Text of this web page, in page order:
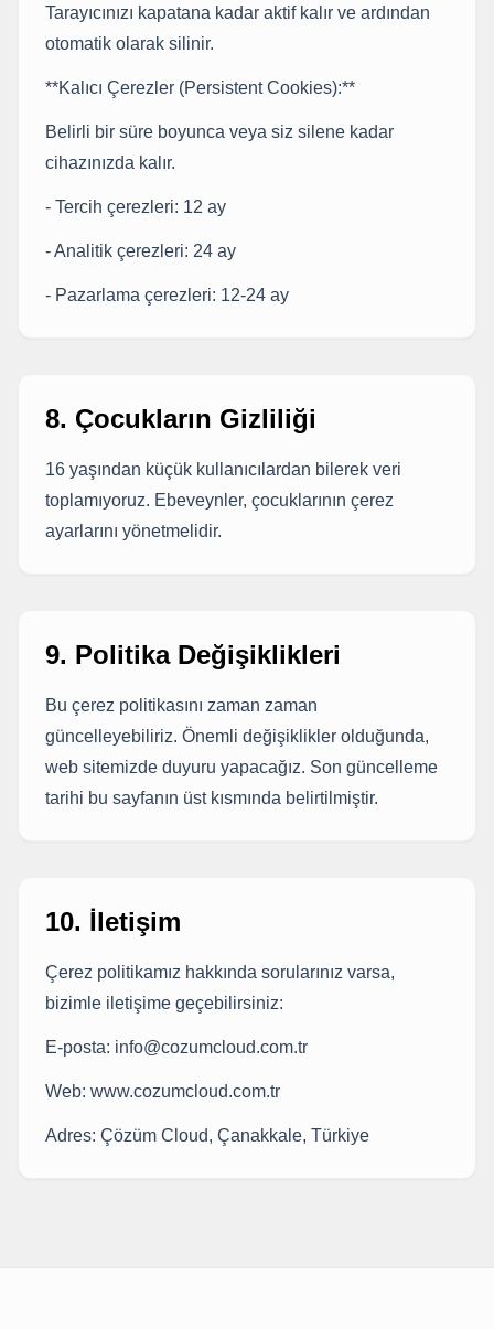
Tarayıcınızı kapatana kadar aktif kalır ve ardından
otomatik olarak silinir.
**Kalıcı Çerezler (Persistent Cookies):**
Belirli bir süre boyunca veya siz silene kadar
cihazınızda kalır.
- Tercih çerezleri: 12 ay
- Analitik çerezleri: 24 ay
- Pazarlama çerezleri: 12-24 ay
8. Çocukların Gizliliği
16 yaşından küçük kullanıcılardan bilerek veri
toplamıyoruz. Ebeveynler, çocuklarının çerez
ayarlarını yönetmelidir.
9. Politika Değişiklikleri
Bu çerez politikasını zaman zaman
güncelleyebiliriz. Önemli değişiklikler olduğunda,
web sitemizde duyuru yapacağız. Son güncelleme
tarihi bu sayfanın üst kısmında belirtilmiştir.
10. İletişim
Çerez politikamız hakkında sorularınız varsa,
bizimle iletişime geçebilirsiniz:
E-posta: info@cozumcloud.com.tr
Web: www.cozumcloud.com.tr
Adres: Çözüm Cloud, Çanakkale, Türkiye